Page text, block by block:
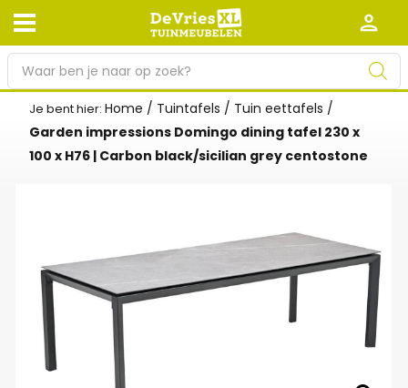
Afhalen en bezorgen Retourneren
Garantie Algemene voorwaarden
Tuinmeubelwinkel in de buurt
r
Je bent hier:Home / Tuintafels / Tuin eettafels /
Garden impressions Domingo dining tafel 230 x
100 x H76 | Carbon black/sicilian grey centostone